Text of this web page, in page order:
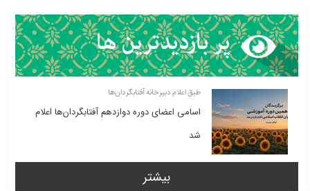
طبق اعلام دبیرخانه آفتابگردان‌ها
اسامی اعضای دوره دوازدهم آفتابگردان‌ها اعلام
شد
بیشتر